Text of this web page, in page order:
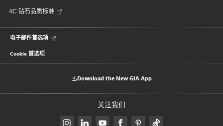
4C 钻石品质标准
电子邮件首选项
Cookie 首选项
Download the New GIA App
关注我们